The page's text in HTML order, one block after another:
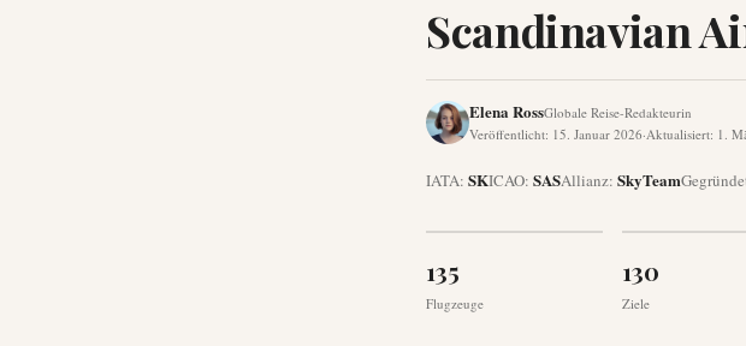
Scandinavian
Elena RossGlobale Reise-Redakteurin
Veröffentlicht: 15. Januar 2026·Aktualisiert: 1.
IATA: SKICAO: SASAllianz: SkyTeam
135
Flugzeuge
130
Ziele